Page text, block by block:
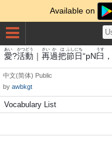
Available on
愛
あい
?活動
かつどう
｜ 再
さい
過
か
把
は
節
ふし
日
にち
“pΝ臼
うす
，
中文(简体) Public
by awbkgt
Vocabulary List